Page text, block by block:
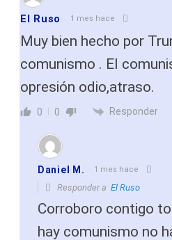
El Ruso 1 mes hace
Muy bien hecho por
comunismo . El
opresión odio,atraso.
0 0 Responder
Daniel M. 1 mes hace
Responder a El Ruso
Corroboro contigo
hay comunismo no